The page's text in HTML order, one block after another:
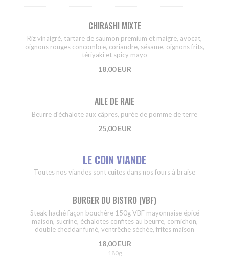
CHIRASHI MIXTE
Riz vinaigré, tartare de saumon premium et maigre, avocat,
oignons rouges concombre, coriandre, sésame, oignons frits,
tériyaki et spicy mayo
18,00 EUR
AILE DE RAIE
Beurre d'échalote aux câpres, purée de pomme de terre
25,00 EUR
LE COIN VIANDE
Toutes nos viandes sont cuites dans nos fours à braise
BURGER DU BISTRO (VBF)
Steak haché façon bouchère 150g VBF mayonnaise épicé
maison, sucrine, échalotes confites au beurre, cornichon,
double cheddar fumé, ventrêche séchée, frites maison
18,00 EUR
180g